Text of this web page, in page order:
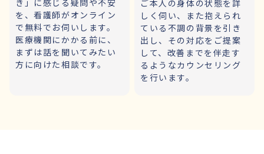
き」に感じる疑問や不安
を、看護師がオンライン
で無料でお伺いします。
医療機関にかかる前に、
まずは話を聞いてみたい
方に向けた相談です。
ご本人の身体の状態を詳
しく伺い、また抱えられ
ている不調の背景を引き
出し、その対応をご提案
して、改善までを伴走す
るようなカウンセリング
を行います。